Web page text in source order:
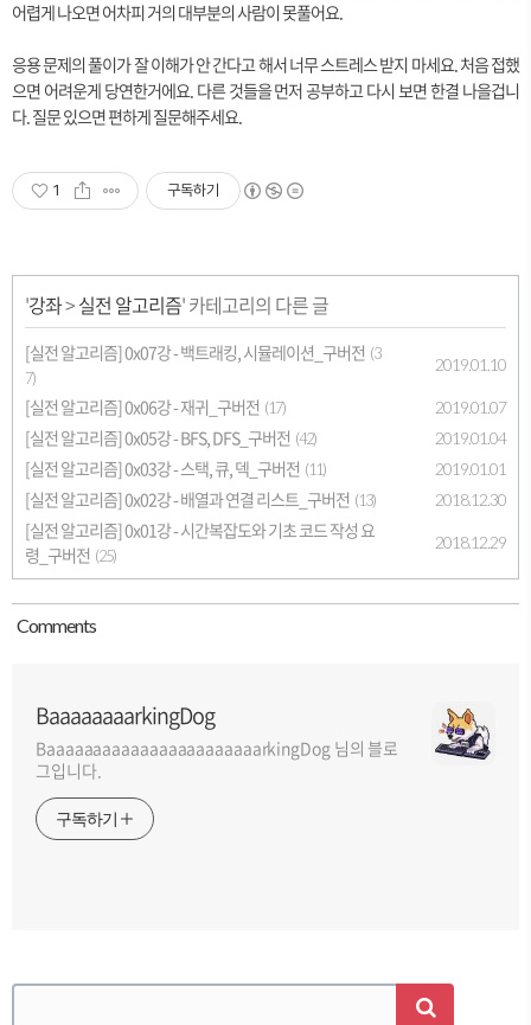
어렵게 나오면 어차피 거의 대부분의 사람이 못풀어요.
응용 문제의 풀이가 잘 이해가 안 간다고 해서 너무 스트레스 받지 마세요. 처음 접했
으면 어려운게 당연한거에요. 다른 것들을 먼저 공부하고 다시 보면 한결 나을겁니
다. 질문 있으면 편하게 질문해주세요.
1 구독하기
'강좌>실전 알고리즘' 카테고리의 다른 글
[실전 알고리즘] 0x07강 - 백트래킹, 시뮬레이션_구버전 (3
7)
2019.01.10
[실전 알고리즘] 0x06강 - 재귀_구버전 (17) 2019.01.07
[실전 알고리즘] 0x05강 - BFS, DFS_구버전 (42) 2019.01.04
[실전 알고리즘] 0x03강 - 스택, 큐, 덱_구버전 (11) 2019.01.01
[실전 알고리즘] 0x02강 - 배열과 연결 리스트_구버전 (13) 2018.12.30
[실전 알고리즘] 0x01강 - 시간복잡도와 기초 코드 작성 요
령_구버전 (25)
2018.12.29
Comments
BaaaaaaaarkingDog
BaaaaaaaaaaaaaaaaaaaaaaarkingDog 님의 블로
그입니다.
구독하기